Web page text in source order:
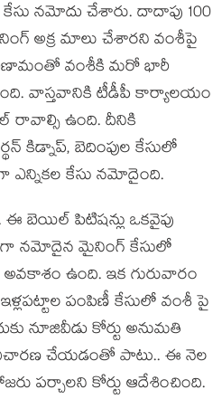
న‌మోదు చేశారు. దాదాపు 100
అక్ర మాలు చేశార‌ని వంశీపై
వంశీకి మ‌రో భారీ
వాస్త‌వానికి టీడీపీ కార్యాల‌యం
రావాల్సి ఉంది. దీనికి
కిడ్నాప్‌, బెదింపుల కేసులో
కేసు న‌మోదైంది.
బెయిల్ పిటిష‌న్లు ఒక‌వైపు
న‌మోదైన మైనింగ్ కేసులో
ఉంది. ఇక గురువారం
పంపిణీ కేసులో వంశీ పై
నూజివీడు కోర్టు అనుమ‌తి
చేయ‌డంతో పాటు.. ఈ నెల
పర్చాలని కోర్టు ఆదేశించింది.